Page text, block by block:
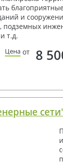
по проекту
и
– схемы
на стены
– схемы
плату):
с
и
подземных
т.д.
Цена от 8